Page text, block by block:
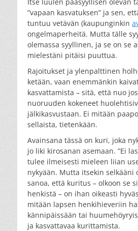
”vapaan kasvatuksen” ja sen,
tuntuu vetävän (kaupunginkin
ongelmaperheitä. Mutta tälle
olemassa syyllinen, ja se on se
mielestäni pitäisi puuttua.
Rajoitukset ja ylenpalttinen
ketään, vaan enemmänkin
kasvattamista – sitä, että nuo
nuoruuden kokeneet
jälkikasvustaan. Ei mitään
sellaista, tietenkään.
Avainsana tässä on kuri, joka
jo liki kirosanan asemaan. ”Ei
tulee ilmeisesti mieleen liian
nykyään. Mutta itsekin selkääni
sanoa, että kuritus – olkoon se
henkistä – on ihan oikeasti
mitään lapsen henkihieveriin
kännipäissään tai
ja kasvattavaa kurittamista.